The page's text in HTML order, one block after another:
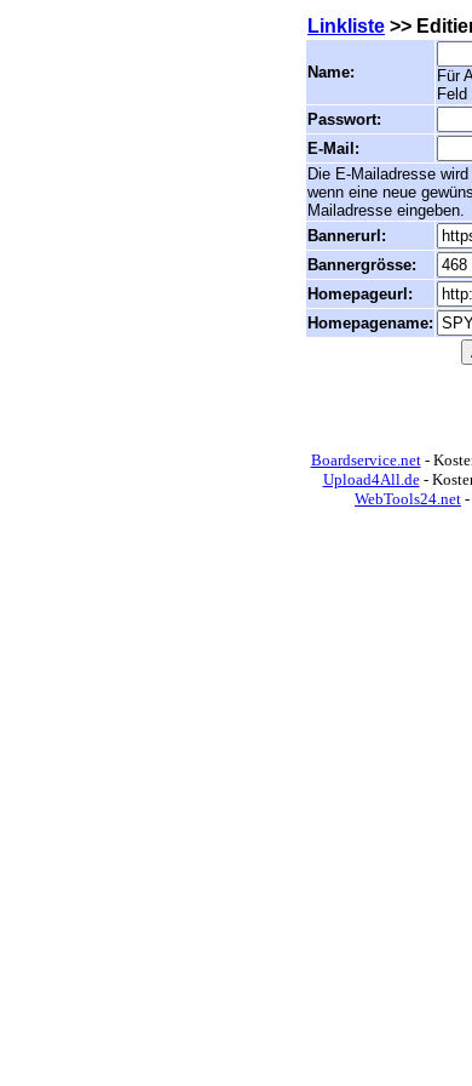
Linkliste >>
Name:
Für
Feld
Passwort:
E-Mail:
Die E-Mailadresse
wenn eine neue
Mailadresse eingeben.
Bannerurl:
Bannergrösse:
Homepageurl:
Homepagename:
Boardservice.net-
Upload4All.de-
WebTools24.net